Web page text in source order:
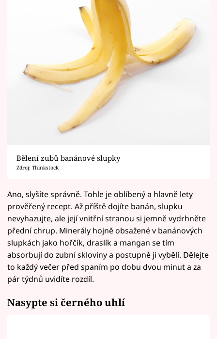
Bělení zubů banánové slupky
Zdroj: Thinkstock
Ano, slyšíte správně. Tohle je oblíbený a hlavně lety
prověřený recept. Až příště dojíte banán, slupku
nevyhazujte, ale její vnitřní stranou si jemně vydrhněte
přední chrup. Minerály hojně obsažené v banánových
slupkách jako hořčík, draslík a mangan se tím
absorbují do zubní skloviny a postupně ji vybělí. Dělejte
to každý večer před spaním po dobu dvou minut a za
pár týdnů uvidíte rozdíl.
Nasypte si černého uhlí